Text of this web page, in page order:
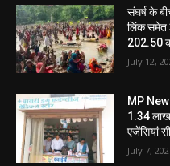
संघर्ष के
लिंक समेत
202.50
July 12,
MP
1.34 लाख
एजेंसियां
July 7,